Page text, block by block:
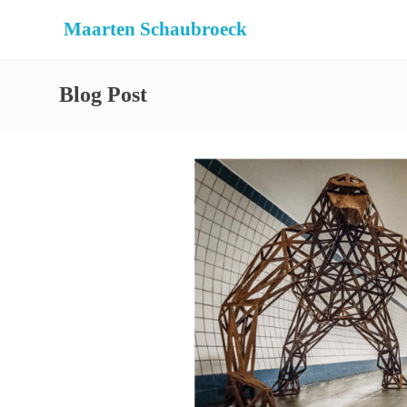
Maarten Schaubroeck
Blog Post